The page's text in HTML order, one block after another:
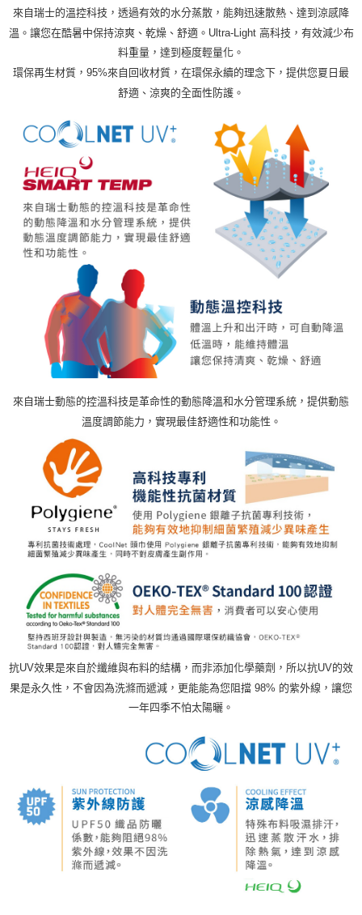
來自瑞士的溫控科技，透過有效的水分蒸散，能夠迅速散熱、達到涼感降
溫。讓您在酷暑中保持涼爽、乾燥、舒適。Ultra-Light 高科技，有效減少布
料重量，達到極度輕量化。
環保再生材質，95%來自回收材質，在環保永續的理念下，提供您夏日最
舒適、涼爽的全面性防護。
來自瑞士動態的控溫科技是革命性的動態降溫和水分管理系統，提供動態
溫度調節能力，實現最佳舒適性和功能性。
抗UV效果是來自於纖維與布料的結構，而非添加化學藥劑，所以抗UV的效
果是永久性，不會因為洗滌而遞減，更能能為您阻擋 98% 的紫外線，讓您
一年四季不怕太陽曬。